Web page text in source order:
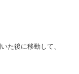
た後に移動して、